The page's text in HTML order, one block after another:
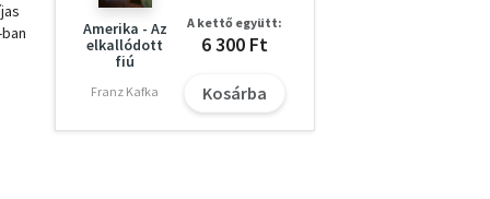
Amerika - Az
elkallódott
fiú
Franz Kafka
A kettő együtt:
6 300 Ft
Kosárba